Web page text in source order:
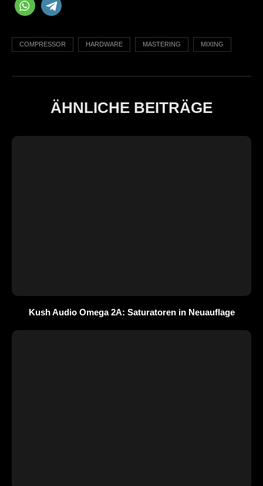
COMPRESSOR HARDWARE MASTERING MIXING
ÄHNLICHE BEITRÄGE
Kush Audio Omega 2A: Saturatoren in Neuauflage